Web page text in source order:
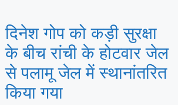
दिनेश गोप को कड़ी सुरक्षा
के बीच रांची के होटवार जेल
से पलामू जेल में स्थानांतरित
किया गया